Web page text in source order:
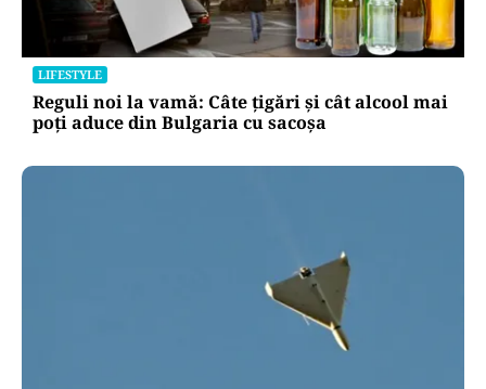
LIFESTYLE
Reguli noi la vamă: Câte țigări și cât alcool mai
poți aduce din Bulgaria cu sacoșa